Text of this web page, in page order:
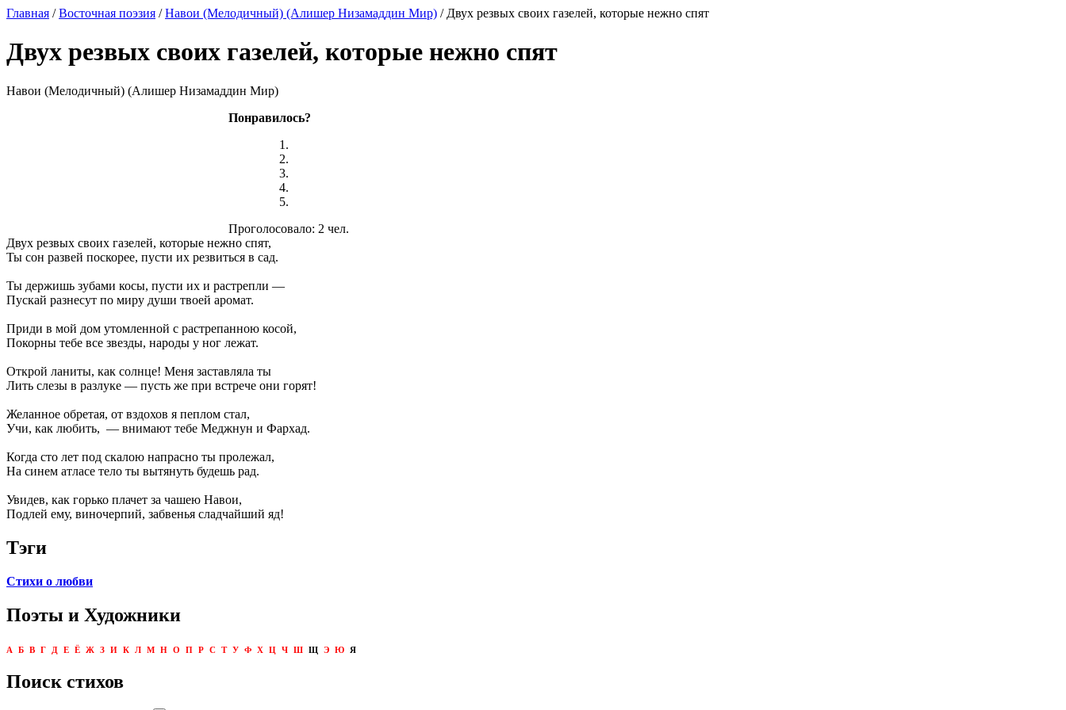
Главная /Восточная поэзия /Навои (Мелодичный) (Алишер Низамаддин Мир) / Двух резвых своих газелей, которые нежно спят
Двух резвых своих газелей, которые нежно спят
Навои (Мелодичный) (Алишер Низамаддин Мир)
Понравилось?
Проголосовало: 2 чел.
Двух резвых своих газелей, которые нежно спят,
Ты сон развей поскорее, пусти их резвиться в сад.
Ты держишь зубами косы, пусти их и растрепли —
Пускай разнесут по миру души твоей аромат.
Приди в мой дом утомленной с растрепанною косой,
Покорны тебе все звезды, народы у ног лежат.
Открой ланиты, как солнце! Меня заставляла ты
Лить слезы в разлуке — пусть же при встрече они горят!
Желанное обретая, от вздохов я пеплом стал,
Учи, как любить, — внимают тебе Меджнун и Фархад.
Когда сто лет под скалою напрасно ты пролежал,
На синем атласе тело ты вытянуть будешь рад.
Увидев, как горько плачет за чашею Навои,
Подлей ему, виночерпий, забвенья сладчайший яд!
Тэги
Стихи о любви
Поэты и Художники
А Б В Г Д Е Ё Ж З И К Л М Н О П Р С Т У Ф Х Ц Ч Ш Щ Э Ю Я
Поиск стихов